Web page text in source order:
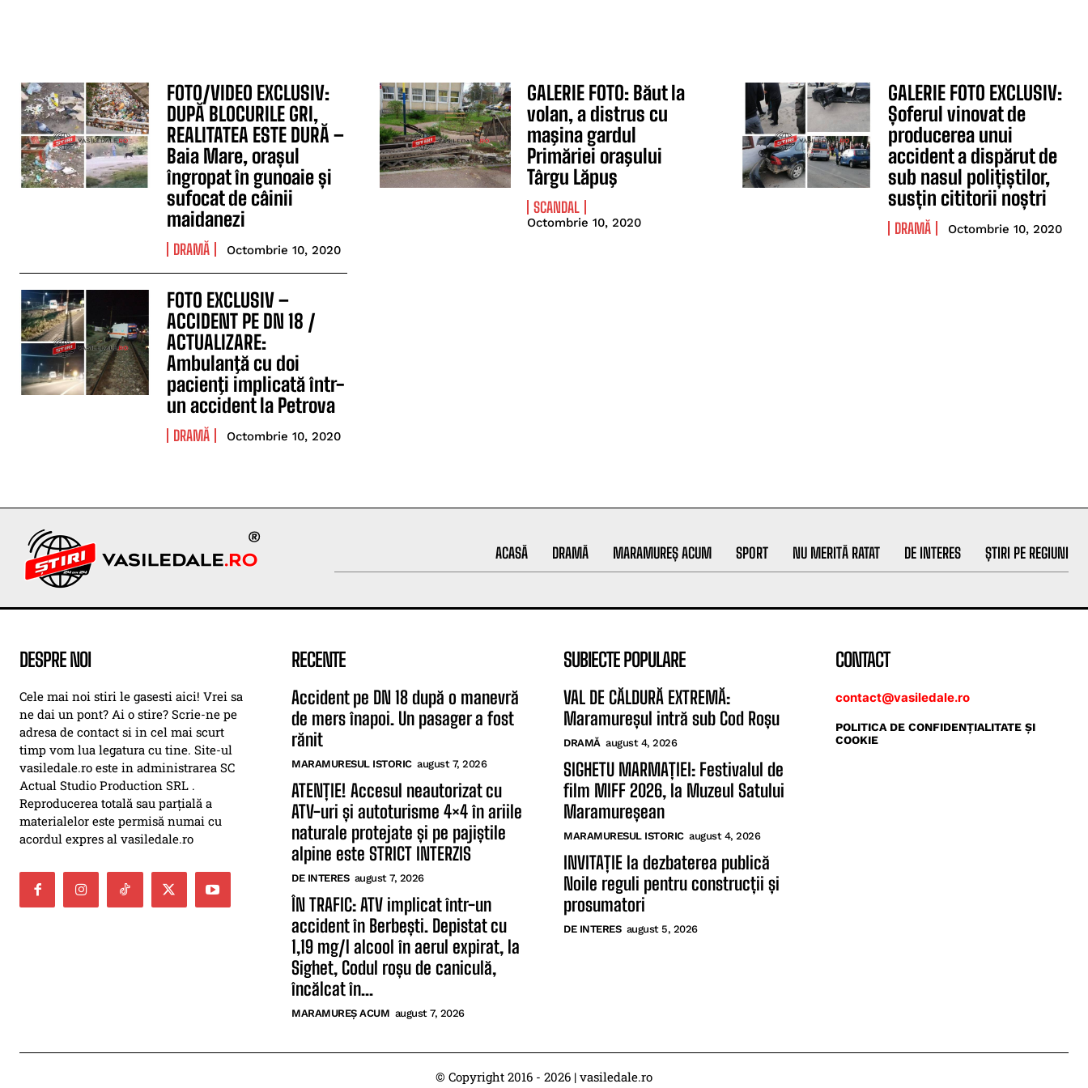
FOTO/VIDEO EXCLUSIV:
DUPĂ BLOCURILE GRI,
REALITATEA ESTE DURĂ –
Baia Mare, orașul
îngropat în gunoaie și
sufocat de câinii
maidanezi
DRAMĂ Octombrie 10, 2020
GALERIE FOTO: Băut la
volan, a distrus cu
maşina gardul
Primăriei oraşului
Târgu Lăpuş
SCANDAL
Octombrie 10, 2020
GALERIE FOTO EXCLUSIV:
Șoferul vinovat de
producerea unui
accident a dispărut de
sub nasul polițiștilor,
susțin cititorii noștri
DRAMĂ Octombrie 10, 2020
FOTO EXCLUSIV –
ACCIDENT PE DN 18 /
ACTUALIZARE:
Ambulanţă cu doi
pacienţi implicată într-
un accident la Petrova
DRAMĂ Octombrie 10, 2020
ACASĂ DRAMĂ MARAMUREȘ ACUM SPORT NU MERITĂ RATAT DE INTERES ȘTIRI PE REGIUNI
DESPRE NOI
Cele mai noi stiri le gasesti aici! Vrei sa
ne dai un pont? Ai o stire? Scrie-ne pe
adresa de contact si in cel mai scurt
timp vom lua legatura cu tine. Site-ul
vasiledale.ro este in administrarea SC
Actual Studio Production SRL .
Reproducerea totală sau parțială a
materialelor este permisă numai cu
acordul expres al vasiledale.ro
RECENTE
Accident pe DN 18 după o manevră
de mers înapoi. Un pasager a fost
rănit
MARAMURESUL ISTORIC august 7, 2026
ATENȚIE! Accesul neautorizat cu
ATV-uri și autoturisme 4×4 în ariile
naturale protejate și pe pajiștile
alpine este STRICT INTERZIS
DE INTERES august 7, 2026
ÎN TRAFIC: ATV implicat într-un
accident în Berbești. Depistat cu
1,19 mg/l alcool în aerul expirat, la
Sighet, Codul roșu de caniculă,
încălcat în...
MARAMUREȘ ACUM august 7, 2026
SUBIECTE POPULARE
VAL DE CĂLDURĂ EXTREMĂ:
Maramureșul intră sub Cod Roșu
DRAMĂ august 4, 2026
SIGHETU MARMAȚIEI: Festivalul de
film MIFF 2026, la Muzeul Satului
Maramureșean
MARAMURESUL ISTORIC august 4, 2026
INVITAȚIE la dezbaterea publică
Noile reguli pentru construcții și
prosumatori
DE INTERES august 5, 2026
CONTACT
contact@vasiledale.ro
POLITICA DE CONFIDENŢIALITATE ŞI
COOKIE
© Copyright 2016 - 2026 | vasiledale.ro